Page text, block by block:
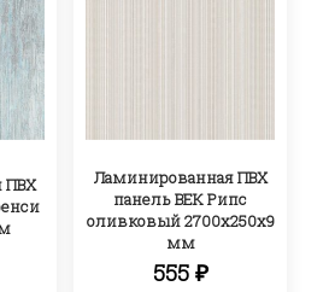
ПВХ
Ламинированная ПВХ
панель ВЕК Рипс
оливковый 2700х250х9
мм
555 ₽